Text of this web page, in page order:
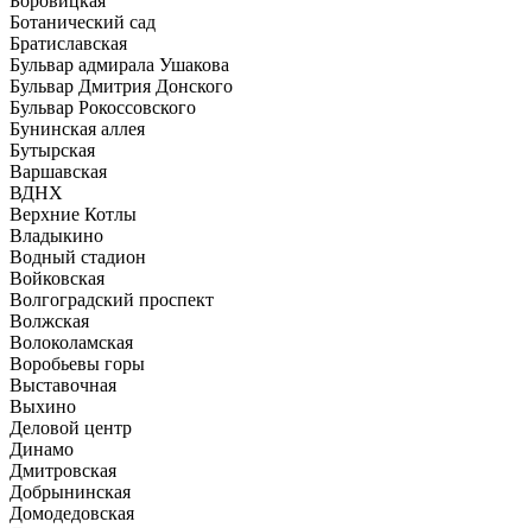
Ботанический сад
Братиславская
Бульвар адмирала Ушакова
Бульвар Дмитрия Донского
Бульвар Рокоссовского
Бунинская аллея
Бутырская
Варшавская
ВДНХ
Верхние Котлы
Владыкино
Водный стадион
Войковская
Волгоградский проспект
Волжская
Волоколамская
Воробьевы горы
Выставочная
Выхино
Деловой центр
Динамо
Дмитровская
Добрынинская
Домодедовская